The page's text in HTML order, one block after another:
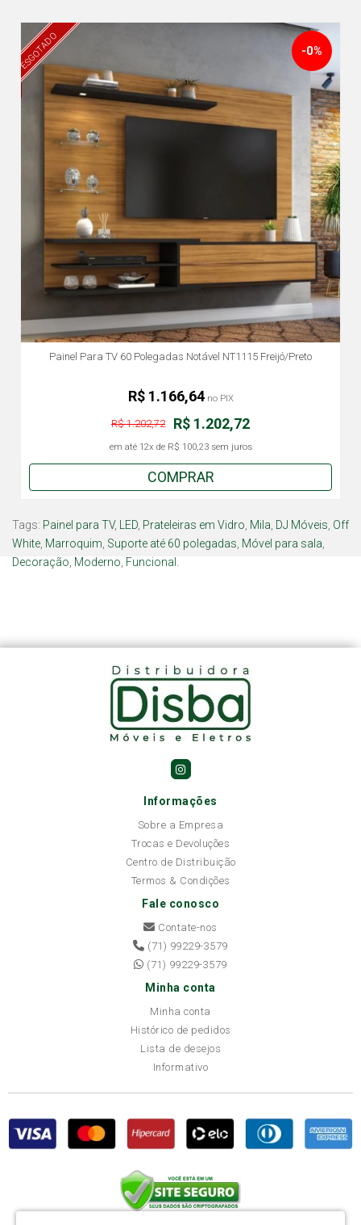
ESGOTADO
Painel Para TV 60 Polegadas Notável NT1115 Freijó/Preto
-0%
R$ 1.202,72
R$ 1.202,72
em até 12x de R$ 100,23sem juros
R$ 1.166,64no PIX
COMPRAR
Tags: Painel para TV, LED Prateleiras em Vidro Mila DJ Móveis Off
White Marroquim Suporte até 60 polegadas Móvel para sala
Decoração Moderno Funcional.
Informações
Sobre a Empresa
Trocas e Devoluções
Centro de Distribuição
Termos & Condições
Fale conosco
Contate-nos
(71) 99229-3579
(71) 99229-3579
Minha conta
Minha conta
Histórico de pedidos
Lista de desejos
Informativo